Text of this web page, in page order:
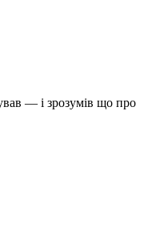
— і зрозумів що про